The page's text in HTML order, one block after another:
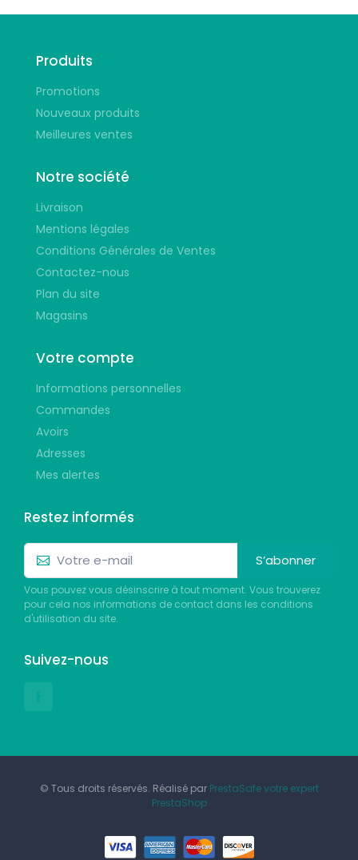
Produits
Promotions
Nouveaux produits
Meilleures ventes
Notre société
Livraison
Mentions légales
Conditions Générales de Ventes
Contactez-nous
Plan du site
Magasins
Votre compte
Informations personnelles
Commandes
Avoirs
Adresses
Mes alertes
Restez informés
S’abonner
Vous pouvez vous désinscrire à tout moment. Vous trouverez
pour cela nos informations de contact dans les conditions
d'utilisation du site.
Suivez-nous
© Tous droits réservés. Réalisé par PrestaSafe votre expert
PrestaShop